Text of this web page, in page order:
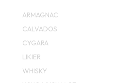
ARMAGNAC
CALVADOS
CYGARA
LIKIER
WHISKY